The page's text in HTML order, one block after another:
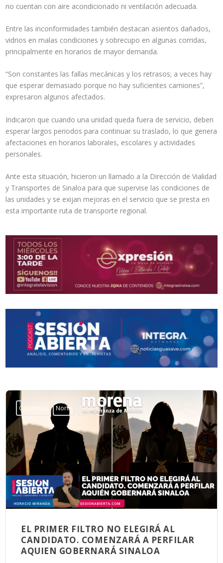
no cuentan con aire acondicionado ni ventilación adecuada.
Entre las inconformidades también destacan asientos dañados,
vidrios en malas condiciones y sobrecupo en algunas corridas,
principalmente en horarios de mayor demanda.
“Son constantes las fallas mecánicas y los retrasos; a veces hay
que esperar demasiado porque no hay suficientes camiones”,
expresaron algunos afectados.
Indicaron que cuando una unidad queda fuera de servicio, deben
esperar largos periodos para continuar su traslado, lo que genera
afectaciones en horarios laborales, escolares y actividades
personales.
Ante esta situación, hicieron un llamado a la Dirección de Vialidad
y Transportes de Sinaloa para que supervise las condiciones de
las unidades y se exijan mejoras en el servicio que se presta en
esta importante ruta de transporte regional.
Columnas Norte Sinaloa
EL PRIMER FILTRO NO ELEGIRÁ AL
CANDIDATO. COMENZARÁ A PERFILAR
AQUIEN GOBERNARÁ SINALOA